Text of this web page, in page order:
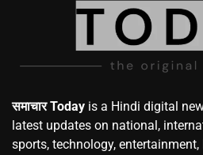
समाचार Today is a Hindi digital
latest updates on national,
sports, technology,